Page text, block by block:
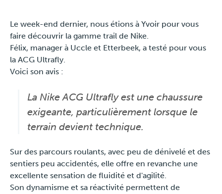
Travel
Plus
Product Tests
TraKKs Team
Le week-end dernier, nous étions à Yvoir pour vous
faire découvrir la gamme trail de Nike.
Félix, manager à Uccle et Etterbeek, a testé pour vous
la ACG Ultrafly.
Voici son avis :
La Nike ACG Ultrafly est une chaussure
exigeante, particulièrement lorsque le
terrain devient technique.
Sur des parcours roulants, avec peu de dénivelé et des
sentiers peu accidentés, elle offre en revanche une
excellente sensation de fluidité et d'agilité.
Son dynamisme et sa réactivité permettent de